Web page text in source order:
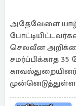
அதேவேளை யாழ்
செலவீன
சமர்ப்பிக்காத 35